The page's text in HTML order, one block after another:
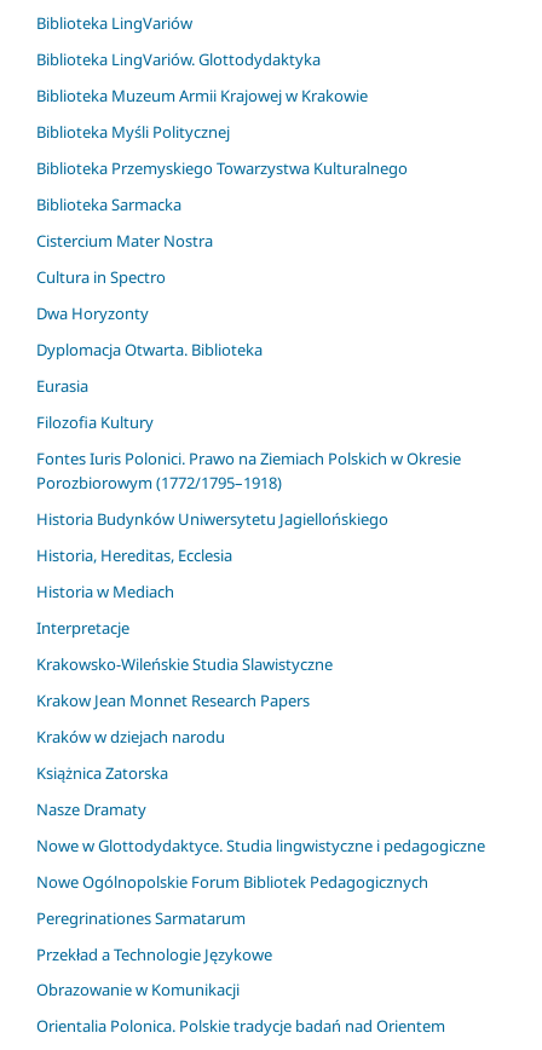
Biblioteka LingVariów
Biblioteka LingVariów. Glottodydaktyka
Biblioteka Muzeum Armii Krajowej w Krakowie
Biblioteka Myśli Politycznej
Biblioteka Przemyskiego Towarzystwa Kulturalnego
Biblioteka Sarmacka
Cistercium Mater Nostra
Cultura in Spectro
Dwa Horyzonty
Dyplomacja Otwarta. Biblioteka
Eurasia
Filozofia Kultury
Fontes Iuris Polonici. Prawo na Ziemiach Polskich w Okresie
Porozbiorowym (1772/1795–1918)
Historia Budynków Uniwersytetu Jagiellońskiego
Historia, Hereditas, Ecclesia
Historia w Mediach
Interpretacje
Krakowsko-Wileńskie Studia Slawistyczne
Krakow Jean Monnet Research Papers
Kraków w dziejach narodu
Książnica Zatorska
Nasze Dramaty
Nowe w Glottodydaktyce. Studia lingwistyczne i pedagogiczne
Nowe Ogólnopolskie Forum Bibliotek Pedagogicznych
Peregrinationes Sarmatarum
Przekład a Technologie Językowe
Obrazowanie w Komunikacji
Orientalia Polonica. Polskie tradycje badań nad Orientem